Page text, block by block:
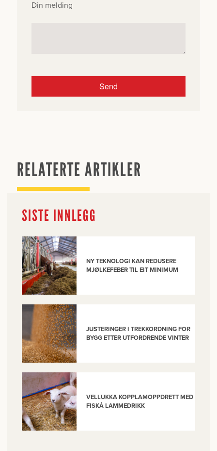
Din melding
RELATERTE ARTIKLER
SISTE INNLEGG
NY TEKNOLOGI KAN REDUSERE
MJØLKEFEBER TIL EIT MINIMUM
JUSTERINGER I TREKKORDNING FOR
BYGG ETTER UTFORDRENDE VINTER
VELLUKKA KOPPLAMOPPDRETT MED
FISKÅ LAMMEDRIKK